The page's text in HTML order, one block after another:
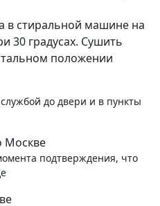
в стиральной машине на
30 градусах. Сушить
положении
до двери и в пункты
Москве
подтверждения, что